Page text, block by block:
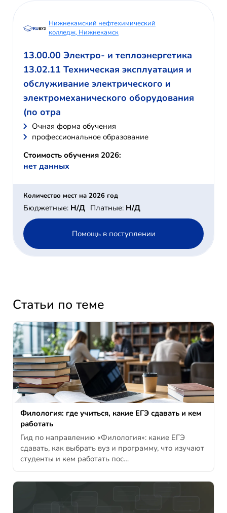
Нижнекамский нефтехимический
колледж, Нижнекамск
13.00.00 Электро- и теплоэнергетика
13.02.11 Техническая эксплуатация и
обслуживание электрического и
электромеханического оборудования
(по отра
Очная форма обучения
профессиональное образование
Стоимость обучения 2026:
нет данных
Количество мест на 2026 год
Бюджетные: Н/Д Платные: Н/Д
Помощь в поступлении
Статьи по теме
Филология: где учиться, какие ЕГЭ сдавать и кем
работать
Гид по направлению «Филология»: какие ЕГЭ
сдавать, как выбрать вуз и программу, что изучают
студенты и кем работать пос…